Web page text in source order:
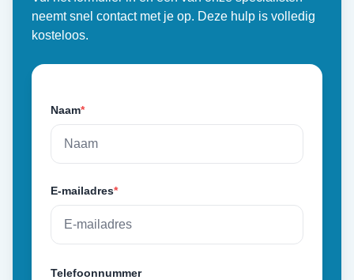
neemt snel contact met je op. Deze hulp is volledig
kosteloos.
Naam*
E-mailadres*
Telefoonnummer